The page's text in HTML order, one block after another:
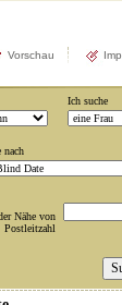
Vorschau
Ich suche
nach
Nähe von
Postleitzahl